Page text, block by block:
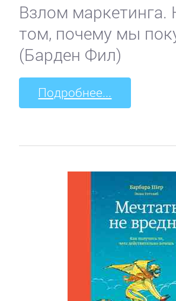
Взлом маркетинга.
том, почему мы
(Барден Фил)
Подробнее...